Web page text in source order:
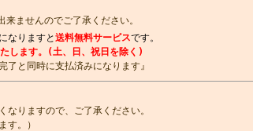
ませんのでご了承ください。
になりますと送料無料サービスです。
します。(土、日、祝日を除く)
了と同時に支払済みになります』
りますので、ご了承ください。
す。）